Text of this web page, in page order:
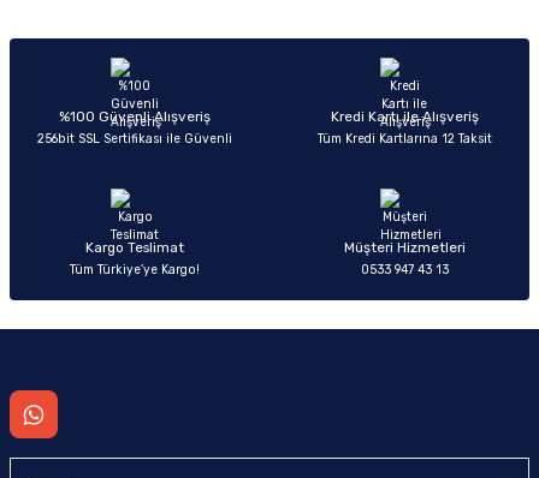
Ürün açıklamasında eksik bilgiler bulunuyor.
Ürün bilgilerinde hatalar bulunuyor.
Ürün fiyatı diğer sitelerden daha pahalı.
Sitemize ilk yorumu siz yapın!
%100 Güvenli Alışveriş
256bit SSL Sertifikası ile Güvenli
Kredi Kartı ile Alışveriş
Tüm Kredi Kartlarına 12 Taksit
Kargo Teslimat
Tüm Türkiye’ye Kargo!
Müşteri Hizmetleri
0533 947 43 13